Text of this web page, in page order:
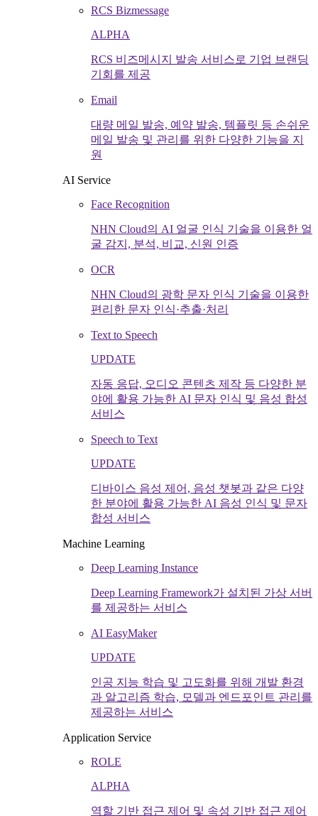
RCS Bizmessage
ALPHA
RCS 비즈메시지 발송 서비스로 기업 브랜딩
기회를 제공
Email
대량 메일 발송, 예약 발송, 템플릿 등 손쉬운
메일 발송 및 관리를 위한 다양한 기능을 지
원
AI Service
Face Recognition
NHN Cloud의 AI 얼굴 인식 기술을 이용한 얼
굴 감지, 분석, 비교, 신원 인증
OCR
NHN Cloud의 광학 문자 인식 기술을 이용한
편리한 문자 인식·추출·처리
Text to Speech
UPDATE
자동 응답, 오디오 콘텐츠 제작 등 다양한 분
야에 활용 가능한 AI 문자 인식 및 음성 합성
서비스
Speech to Text
UPDATE
디바이스 음성 제어, 음성 챗봇과 같은 다양
한 분야에 활용 가능한 AI 음성 인식 및 문자
합성 서비스
Machine Learning
Deep Learning Instance
Deep Learning Framework가 설치된 가상 서버
를 제공하는 서비스
AI EasyMaker
UPDATE
인공 지능 학습 및 고도화를 위해 개발 환경
과 알고리즘 학습, 모델과 엔드포인트 관리를
제공하는 서비스
Application Service
ROLE
ALPHA
역할 기반 접근 제어 및 속성 기반 접근 제어